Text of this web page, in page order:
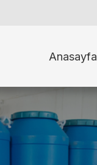
Anasayfa